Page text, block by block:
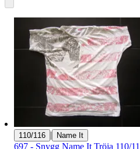
110/116 | Name It
697 - Snygg Name It Tröja 110/